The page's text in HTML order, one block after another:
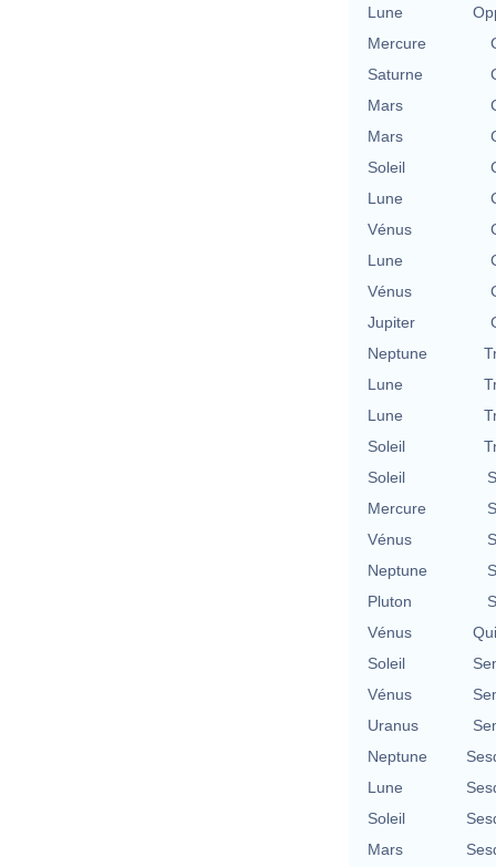
Lune
Mercure
Saturne
Mars
Mars
Soleil
Lune
Vénus
Lune
Vénus
Jupiter
Neptune
Lune
Lune
Soleil
Soleil
Mercure
Vénus
Neptune
Pluton
Vénus
Soleil
Vénus
Uranus
Neptune
Lune
Soleil
Mars